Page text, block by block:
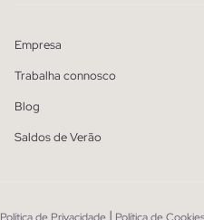
Empresa
Trabalha connosco
Blog
Saldos de Verão
|